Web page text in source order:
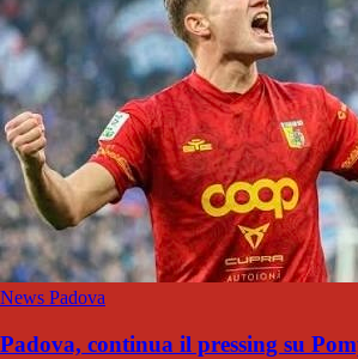
News Padova
Padova, continua il pressing su